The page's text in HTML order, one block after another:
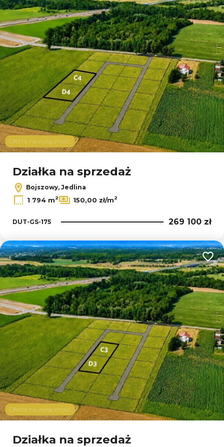
Oferta na wyłączność
Działka na sprzedaż
Bojszowy, Jedlina
1 794 m2 150,00 zł/m2
DUT-GS-175 269 100 zł
Oferta na wyłączność
Działka na sprzedaż